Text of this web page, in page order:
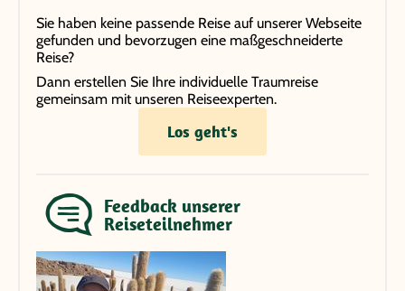
Sie haben keine passende Reise auf unserer Webseite
gefunden und bevorzugen eine maßgeschneiderte
Reise?
Dann erstellen Sie Ihre individuelle Traumreise
gemeinsam mit unseren Reiseexperten.
Los geht's
Feedback unserer
Reiseteilnehmer